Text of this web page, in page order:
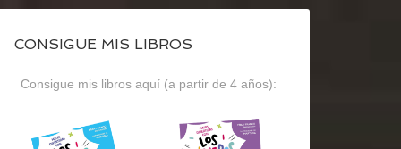
CONSIGUE MIS LIBROS
Consigue mis libros aquí (a partir de 4 años):